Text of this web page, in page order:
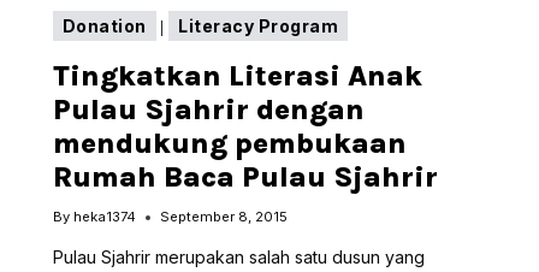
Donation Literacy Program
Tingkatkan Literasi Anak
Pulau Sjahrir dengan
mendukung pembukaan
Rumah Baca Pulau Sjahrir
By heka1374 September 8, 2015
Pulau Sjahrir merupakan salah satu dusun yang